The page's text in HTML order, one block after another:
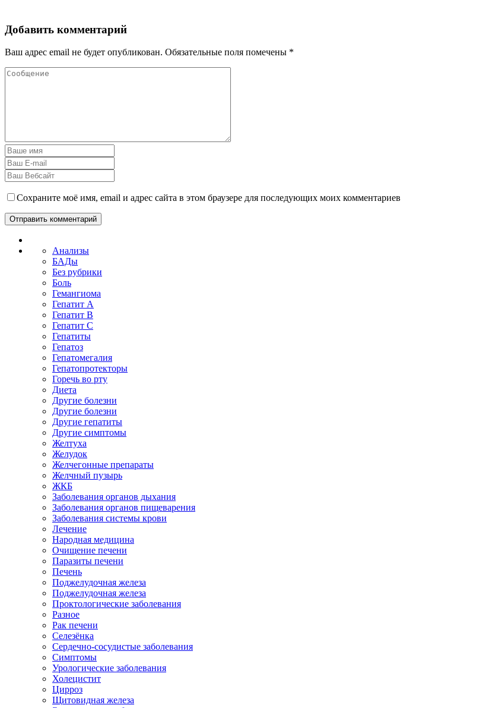
Добавить комментарий
Ваш адрес email не будет опубликован. Обязательные поля помечены *
Сохраните моё имя, email и адрес сайта в этом браузере для последующих моих комментариев
Анализы
БАДы
Без рубрики
Боль
Гемангиома
Гепатит A
Гепатит B
Гепатит C
Гепатиты
Гепатоз
Гепатомегалия
Гепатопротекторы
Горечь во рту
Диета
Другие болезни
Другие болезни
Другие гепатиты
Другие симптомы
Желтуха
Желудок
Желчегонные препараты
Желчный пузырь
ЖКБ
Заболевания органов дыхания
Заболевания органов пищеварения
Заболевания системы крови
Лечение
Народная медицина
Очищение печени
Паразиты печени
Печень
Поджелудочная железа
Поджелудочная железа
Проктологические заболевания
Разное
Рак печени
Селезёнка
Сердечно-сосудистые заболевания
Симптомы
Урологические заболевания
Холецистит
Цирроз
Щитовидная железа